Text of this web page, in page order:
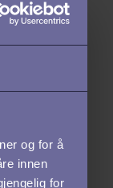
og for å
innen
for